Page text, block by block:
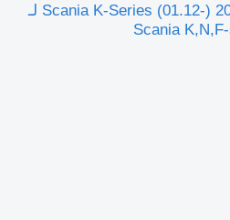
صمام الهواء Scania K-Series (01.12-) 2038652 630103 لـ